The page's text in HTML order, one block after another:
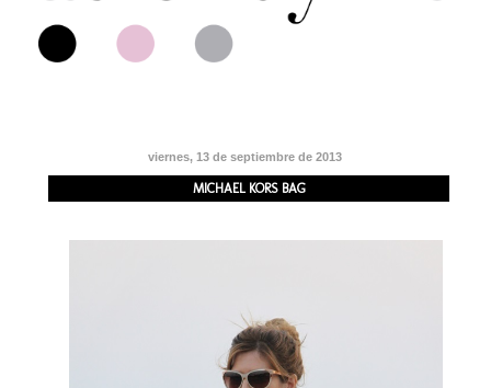
viernes, 13 de septiembre de 2013
MICHAEL KORS BAG